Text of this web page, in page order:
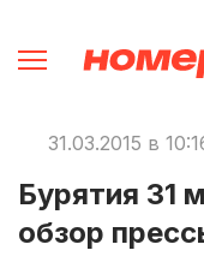
31.03.2015 в
Бурятия 31
обзор